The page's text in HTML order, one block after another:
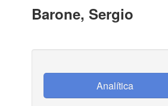
Barone, Sergio